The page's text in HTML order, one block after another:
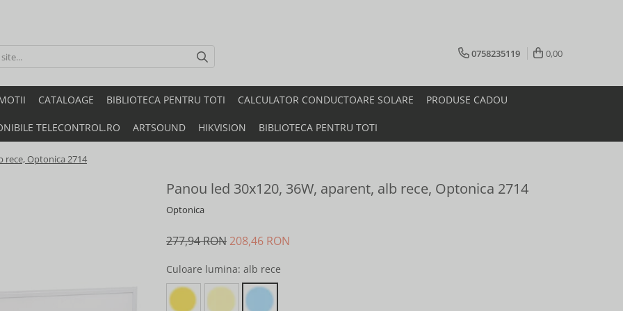
0758235119 0,00
CATALOAGE BIBLIOTECA PENTRU TOTI CALCULATOR CONDUCTOARE SOLARE PRODUSE CADOU
TELECONTROL.RO ARTSOUND HIKVISION BIBLIOTECA PENTRU TOTI
rece, Optonica 2714
Panou led 30x120, 36W, aparent, alb rece, Optonica 2714
Optonica
277,94 RON 208,46 RON
Culoare lumina: alb rece